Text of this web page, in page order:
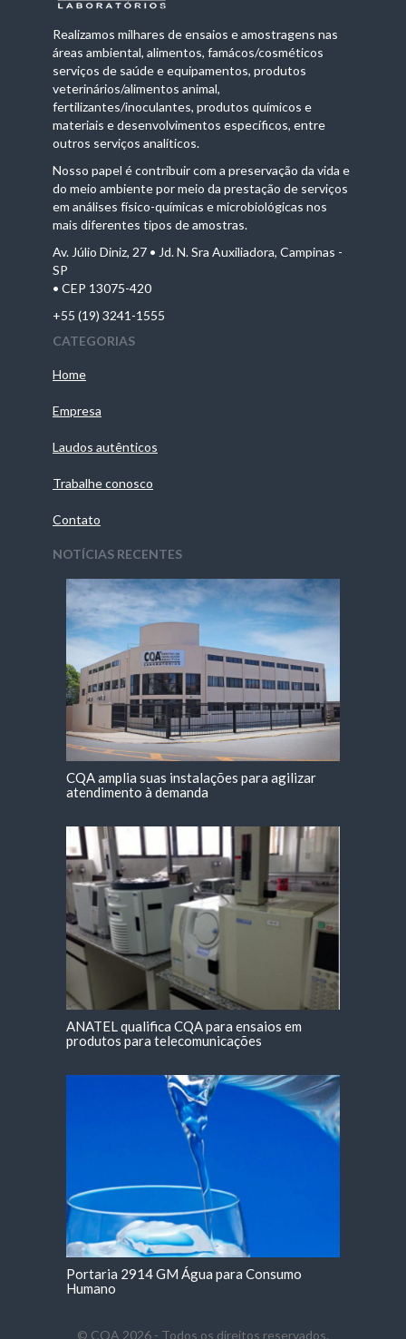
Realizamos milhares de ensaios e amostragens nas
áreas ambiental, alimentos, famácos/cosméticos
serviços de saúde e equipamentos, produtos
veterinários/alimentos animal,
fertilizantes/inoculantes, produtos químicos e
materiais e desenvolvimentos específicos, entre
outros serviços analíticos.
Nosso papel é contribuir com a preservação da vida e
do meio ambiente por meio da prestação de serviços
em análises físico-químicas e microbiológicas nos
mais diferentes tipos de amostras.
Av. Júlio Diniz, 27 • Jd. N. Sra Auxiliadora, Campinas -
SP
• CEP 13075-420
+55 (19) 3241-1555
CATEGORIAS
Home
Empresa
Laudos autênticos
Trabalhe conosco
Contato
NOTÍCIAS RECENTES
CQA amplia suas instalações para agilizar
atendimento à demanda
ANATEL qualifica CQA para ensaios em
produtos para telecomunicações
Portaria 2914 GM Água para Consumo
Humano
© CQA 2026 - Todos os direitos reservados.